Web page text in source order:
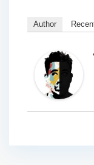
Author